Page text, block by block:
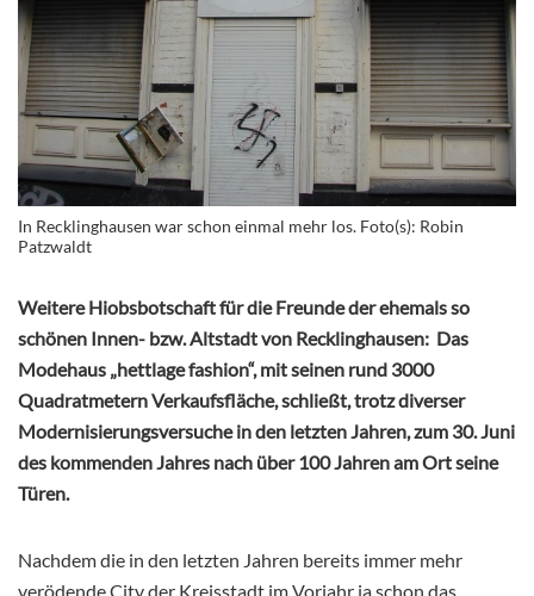
In Recklinghausen war schon einmal mehr los. Foto(s): Robin
Patzwaldt
Weitere Hiobsbotschaft für die Freunde der ehemals so
schönen Innen- bzw. Altstadt von Recklinghausen: Das
Modehaus „hettlage fashion“, mit seinen rund 3000
Quadratmetern Verkaufsfläche, schließt, trotz diverser
Modernisierungsversuche in den letzten Jahren, zum 30. Juni
des kommenden Jahres nach über 100 Jahren am Ort seine
Türen.
Nachdem die in den letzten Jahren bereits immer mehr
verödende City der Kreisstadt im Vorjahr ja schon das